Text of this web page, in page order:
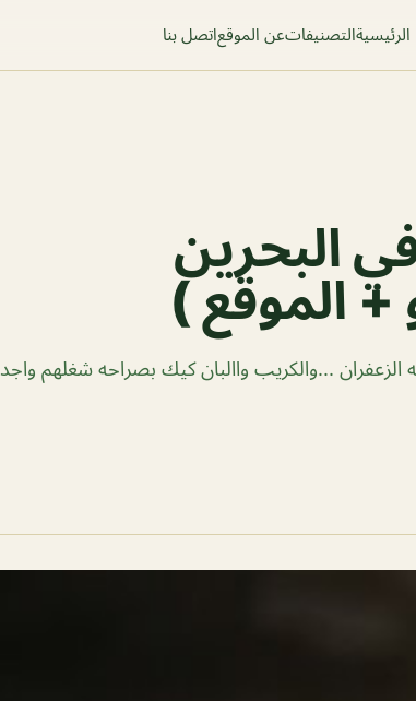
الرئيسيةالتصنيفاتعن الموقعاتصل بنا
البحرين
+ الموقع )
...والكريب واالبان كيك بصراحه شغلهم واجد